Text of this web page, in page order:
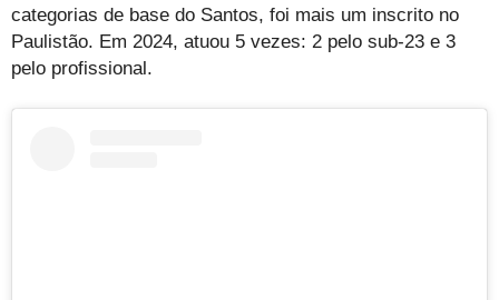
categorias de base do Santos, foi mais um inscrito no
Paulistão. Em 2024, atuou 5 vezes: 2 pelo sub-23 e 3
pelo profissional.